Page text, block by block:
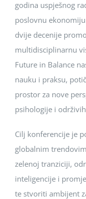
godina uspješnog
poslovnu
dvije decenije
multidisciplinarnu
Future in Balance
nauku i praksu,
prostor za nove
psihologije i
Cilj konferencije je
globalnim
zelenoj tranziciji,
inteligencije i
te stvoriti ambijent